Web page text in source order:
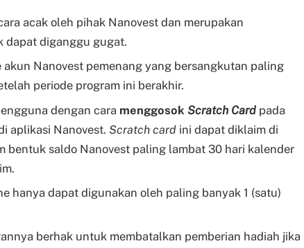
acak oleh pihak Nanovest dan merupakan
dapat diganggu gugat.
Nanovest pemenang yang bersangkutan paling
periode program ini berakhir.
dengan cara menggosok Scratch Card pada
aplikasi Nanovest. Scratch card ini dapat diklaim di
bentuk saldo Nanovest paling lambat 30 hari kalender
hanya dapat digunakan oleh paling banyak 1 (satu)
berhak untuk membatalkan pemberian hadiah jika